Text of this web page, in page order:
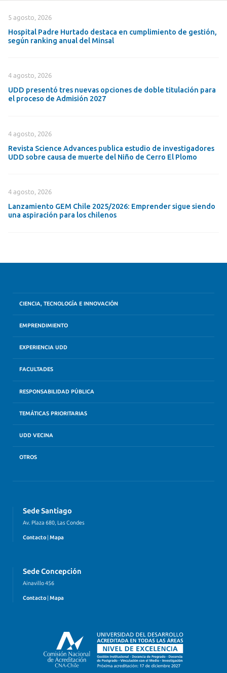
5 agosto, 2026
Hospital Padre Hurtado destaca en cumplimiento de gestión,
según ranking anual del Minsal
4 agosto, 2026
UDD presentó tres nuevas opciones de doble titulación para
el proceso de Admisión 2027
4 agosto, 2026
Revista Science Advances publica estudio de investigadores
UDD sobre causa de muerte del Niño de Cerro El Plomo
4 agosto, 2026
Lanzamiento GEM Chile 2025/2026: Emprender sigue siendo
una aspiración para los chilenos
CIENCIA, TECNOLOGÍA E INNOVACIÓN
EMPRENDIMIENTO
EXPERIENCIA UDD
FACULTADES
RESPONSABILIDAD PÚBLICA
TEMÁTICAS PRIORITARIAS
UDD VECINA
OTROS
Sede Santiago
Av. Plaza 680, Las Condes
Contacto Mapa
Sede Concepción
Ainavillo 456
Contacto | Mapa